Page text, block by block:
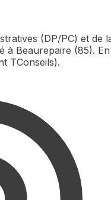
(DP/PC) et de
à Beaurepaire (85). En
TConseils).